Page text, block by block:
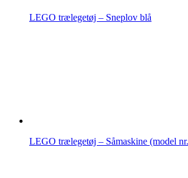
LEGO trælegetøj – Sneplov blå
LEGO trælegetøj – Såmaskine (model